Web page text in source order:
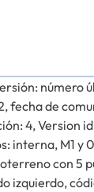
número
fecha de
4, Version
interna, M1 y
con 5
izquierdo,